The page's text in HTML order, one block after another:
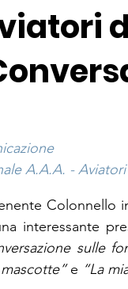
A.A.A. - Aviatori
Colonnello
interessante
sulle
e “La